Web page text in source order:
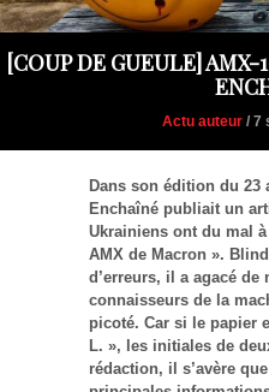
[COUP DE GUEULE] AMX-
Actu auteur/ 7
Dans son édition du 23
Enchaîné publiait un
Ukrainiens ont du mal
AMX de Macron ».
d’erreurs, il a agacé
connaisseurs de la
picoté. Car si le papier
L. », les initiales de
rédaction, il s’avère